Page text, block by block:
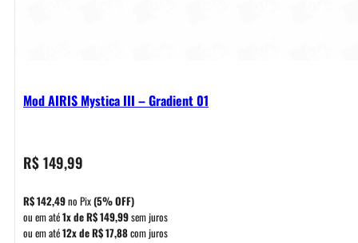
Mod AIRIS Mystica III – Gradient 01
R$149,99
R$142,49no Pix(5% OFF)
ou em até1x deR$149,99sem juros
ou em até12x deR$17,88com juros